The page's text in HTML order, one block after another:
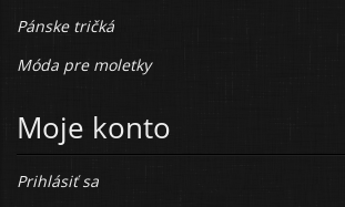
Pánske tričká
Móda pre moletky
Moje konto
Prihlásiť sa